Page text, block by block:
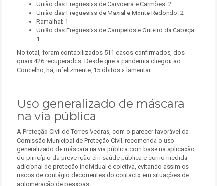
União das Freguesias de Carvoeira e Carmões: 2
União das Freguesias de Maxial e Monte Redondo: 2
Ramalhal: 1
União das Freguesias de Campelos e Outeiro da Cabeça:
1
No total, foram contabilizados 511 casos confirmados, dos
quais 426 recuperados. Desde que a pandemia chegou ao
Concelho, há, infelizmente, 15 óbitos a lamentar.
Uso generalizado de máscara
na via pública
A Proteção Civil de Torres Vedras, com o parecer favorável da
Comissão Municipal de Proteção Civil, recomenda o uso
generalizado de máscara na via pública com base na aplicação
do princípio da prevenção em saúde pública e como medida
adicional de proteção individual e coletiva, evitando assim os
riscos de contágio decorrentes do contacto em situações de
aglomeração de pessoas.